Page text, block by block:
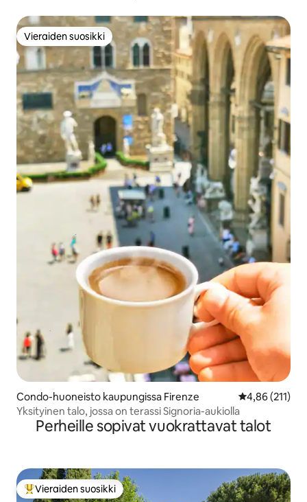
Vieraiden suosikki
Vieraiden suosikki
Condo-huoneisto kaupungissa Firenze
4,86 (211)
Yksityinen talo, jossa on terassi Signoria-aukiolla
Perheille sopivat vuokrattavat talot
Vieraiden suosikkien parhaimmistoa
Vieraiden suosikki